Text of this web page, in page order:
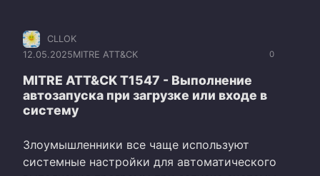
0
CLLOK
12.05.2025MITRE ATT&CK
MITRE ATT&CK T1547 - Выполнение
автозапуска при загрузке или входе в
систему
Злоумышленники все чаще используют
системные настройки для автоматического